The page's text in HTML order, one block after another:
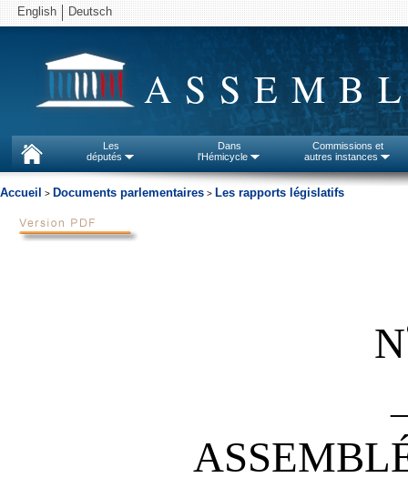
English Deutsch
Les
députés
Dans
l'Hémicycle
Commissions et
autres instances
Accueil > Documents parlementaires > Les rapports législatifs
N